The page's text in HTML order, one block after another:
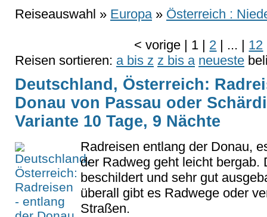
Reiseauswahl » Europa » Österreich :
<vorige | 1 | 2 | ... | 12
Reisen sortieren: a bis z z bis a neueste
Deutschland, Österreich:
Donau von Passau oder
Variante 10 Tage, 9 Nächte
Radreisen entlang der Donau,
der Radweg geht leicht bergab.
beschildert und sehr gut
überall gibt es Radwege oder
Straßen.